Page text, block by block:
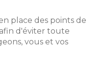
place des points de
d'éviter toute
vous et vos